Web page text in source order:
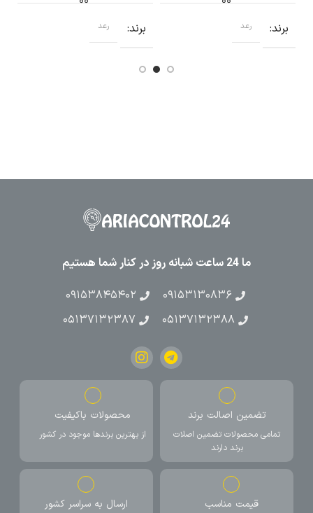
ما 24 ساعت شبانه روز در کنار شما هستیم
۰۹۱۵۳۱۳۰۸۳۶
۰۹۱۵۳۸۴۵۴۰۲
۰۵۱۳۷۱۳۲۳۸۸
۰۵۱۳۷۱۳۲۳۸۷
تضمین اصالت برند
تمامی محصولات تضمین اصلات
برند دارند
محصولات باکیفیت
از بهترین برندها موجود در کشور
قیمت مناسب ارسال به سراسر کشور